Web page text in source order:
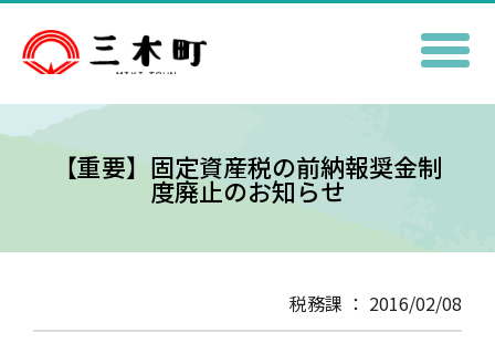
【重要】固定資産税の前納報奨金制
度廃止のお知らせ
税務課 ： 2016/02/08